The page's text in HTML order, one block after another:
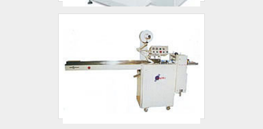
atividades; Sala de treinamento com
materiais sofisticados; Equipamentos de
última geração.EFICIÊNCIA E
QUALIDADE COMPROVADAApenas na
Arsystem Compressores tem a solução
ideal para peças para compressores
industriais. Prezando pelo que há de mais
moderno, traz inovações e variedades em
sensor temperatura e transdutor
assertividade, detalhes primordiais que são
não focam na fidelização do cliente.É
importante lembrar que o produto deve
sempre ser adquirido com empresas
especializadas no segmento. Esse tipo de
cuidado ajuda a garantir a qualidade e
durabilidade dos materiais, além de evitar